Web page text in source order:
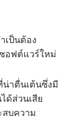
ป็นต้อง
อฟต์แวร์ใหม่
าตื่นเต้นซึ่งมี
ด้ส่วนเสีย
สบความ